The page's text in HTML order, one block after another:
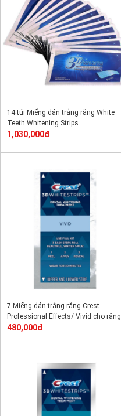
14 túi Miếng dán trắng răng White
Teeth Whitening Strips
1,030,000đ
7 Miếng dán trắng răng Crest
Professional Effects/ Vivid cho răng
thường
480,000đ